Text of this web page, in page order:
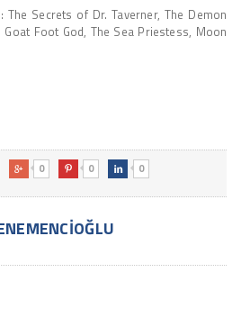
The Secrets of Dr. Taverner, The Demon
Goat Foot God, The Sea Priestess, Moon
 0  0  0